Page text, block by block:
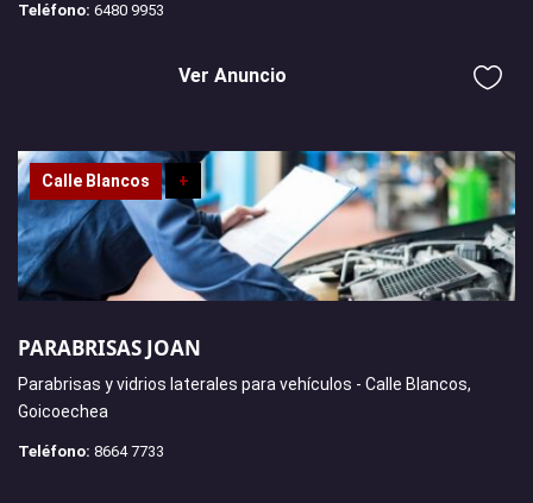
Teléfono: 6480 9953
Ver Anuncio
Calle Blancos +
PARABRISAS JOAN
Parabrisas y vidrios laterales para vehículos - Calle Blancos,
Goicoechea
Teléfono: 8664 7733